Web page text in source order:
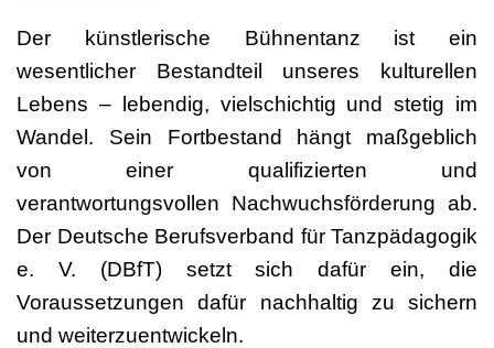
Der künstlerische Bühnentanz ist ein
wesentlicher Bestandteil unseres kulturellen
Lebens – lebendig, vielschichtig und stetig im
Wandel. Sein Fortbestand hängt maßgeblich
von einer qualifizierten und
verantwortungsvollen Nachwuchsförderung ab.
Der Deutsche Berufsverband für Tanzpädagogik
e. V. (DBfT) setzt sich dafür ein, die
Voraussetzungen dafür nachhaltig zu sichern
und weiterzuentwickeln.